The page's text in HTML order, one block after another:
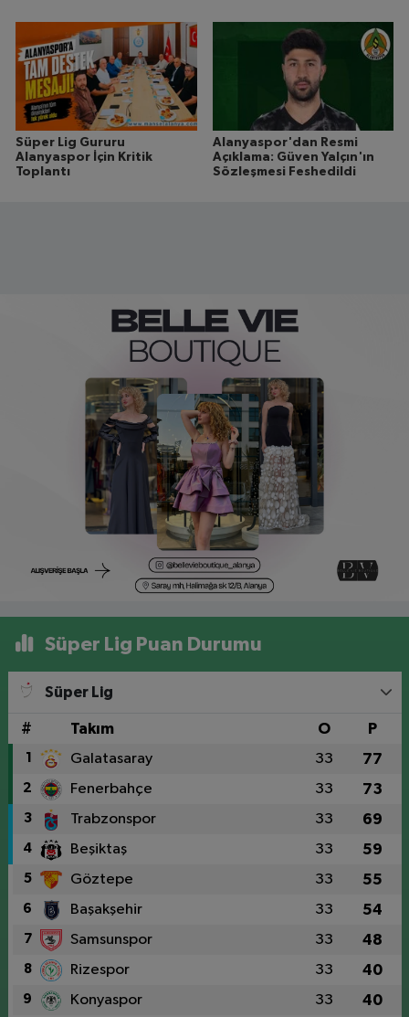
Süper Lig Gururu
Alanyaspor İçin Kritik
Toplantı
Alanyaspor'dan Resmi
Açıklama: Güven Yalçın'ın
Sözleşmesi Feshedildi
Süper Lig Puan Durumu
Süper Lig
# Takım O P
1 Galatasaray 33 77
2 Fenerbahçe 33 73
3 Trabzonspor 33 69
4 Beşiktaş 33 59
5 Göztepe 33 55
6 Başakşehir 33 54
7 Samsunspor 33 48
8 Rizespor 33 40
9 Konyaspor 33 40